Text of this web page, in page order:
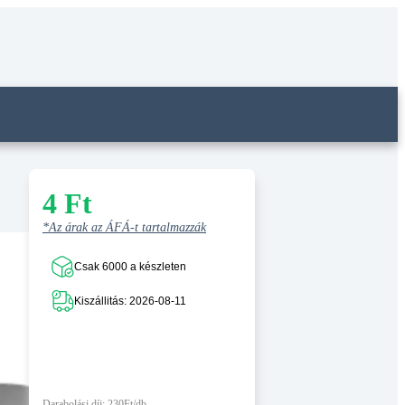
4 Ft
*Az árak az ÁFÁ-t tartalmazzák
Csak 6000 a készleten
Kiszállitás: 2026-08-11